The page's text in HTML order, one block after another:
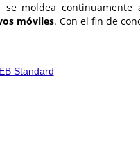
se moldea
móviles. Con el fin de
Standard